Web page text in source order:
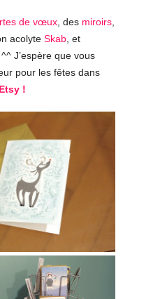
de vœux , des miroirs
acolyte Skab , et
^^ J’espère que vous
pour les fêtes dans
!